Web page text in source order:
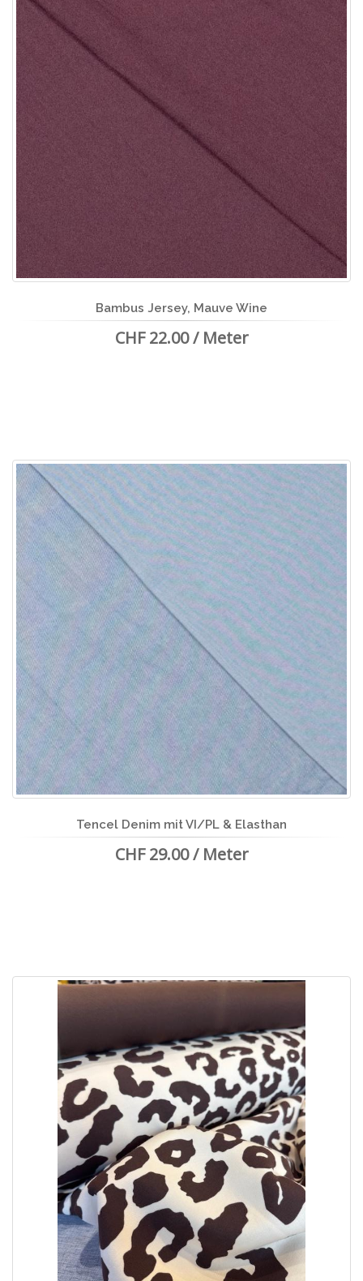
Bambus Jersey, Mauve Wine
CHF 22.00 / Meter
Tencel Denim mit VI/PL & Elasthan
CHF 29.00 / Meter